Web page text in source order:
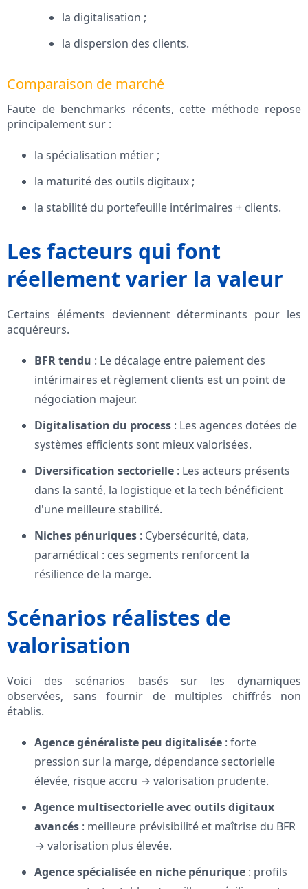
la digitalisation ;
la dispersion des clients.
Comparaison de marché
Faute de benchmarks récents, cette méthode repose
principalement sur :
la spécialisation métier ;
la maturité des outils digitaux ;
la stabilité du portefeuille intérimaires + clients.
Les facteurs qui font
réellement varier la valeur
Certains éléments deviennent déterminants pour les
acquéreurs.
BFR tendu : Le décalage entre paiement des
intérimaires et règlement clients est un point de
négociation majeur.
Digitalisation du process : Les agences dotées de
systèmes efficients sont mieux valorisées.
Diversification sectorielle : Les acteurs présents
dans la santé, la logistique et la tech bénéficient
d'une meilleure stabilité.
Niches pénuriques : Cybersécurité, data,
paramédical : ces segments renforcent la
résilience de la marge.
Scénarios réalistes de
valorisation
Voici des scénarios basés sur les dynamiques
observées, sans fournir de multiples chiffrés non
établis.
Agence généraliste peu digitalisée : forte
pression sur la marge, dépendance sectorielle
élevée, risque accru → valorisation prudente.
Agence multisectorielle avec outils digitaux
avancés : meilleure prévisibilité et maîtrise du BFR
→ valorisation plus élevée.
Agence spécialisée en niche pénurique : profils